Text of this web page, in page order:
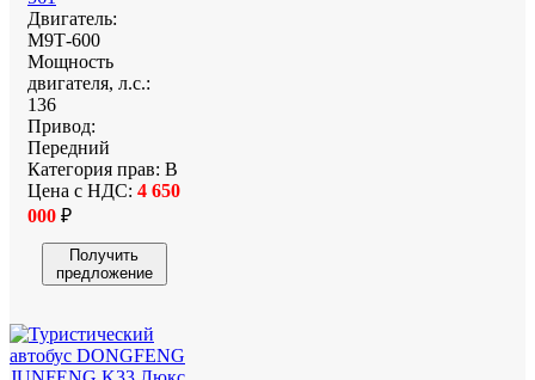
Двигатель:
М9Т-600
Мощность
двигателя, л.с.:
136
Привод:
Передний
Категория прав: В
Цена с НДС: 4 650
000 ₽
Получить
предложение